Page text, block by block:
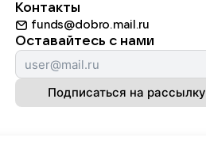
Контакты
funds@dobro.mail.ru
Оставайтесь с нами
Подписаться на рассылку